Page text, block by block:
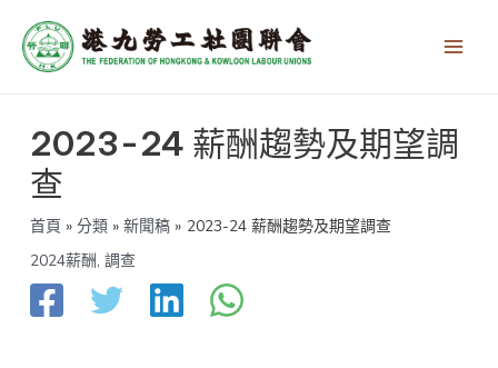
2023-24 薪酬趨勢及期望調
查
首頁 分類 新聞稿
2023-24 薪酬趨勢及期望調查
2024薪酬, 調查
章
導